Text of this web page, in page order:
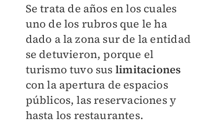
Se trata de años en los cuales
uno de los rubros que le ha
dado a la zona sur de la entidad
se detuvieron, porque el
turismo tuvo sus limitaciones
con la apertura de espacios
públicos, las reservaciones y
hasta los restaurantes.